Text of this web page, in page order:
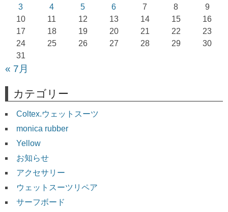
3
4 5 6 7 8
9
10
11 12 13 14 15
16
17
18 19 20 21 22
23
24
25 26 27 28 29
30
31
« 7月
カテゴリー
Coltex.ウェットスーツ
monica rubber
Yellow
お知らせ
アクセサリー
ウェットスーツリペア
サーフボード